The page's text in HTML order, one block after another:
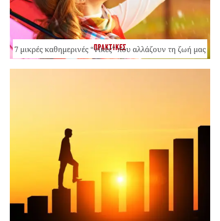
ΠΡΑΚΤΙΚΕΣ
7 μικρές καθημερινές “νίκες” που αλλάζουν τη ζωή μας